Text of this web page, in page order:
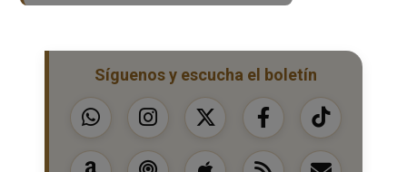
Síguenos y escucha el boletín